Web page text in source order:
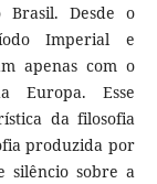
Desde o
Imperial e
apenas com o
Europa. Esse
da filosofia
produzida por
silêncio sobre a